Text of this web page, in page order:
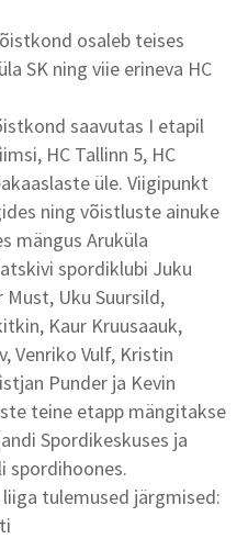
osaleb teises
SK ning viie erineva HC
saavutas I etapil
HC Tallinn 5, HC
üle. Viigipunkt
ning võistluste ainuke
mängus Aruküla
spordiklubi Juku
Uku Suursild,
Kaur Kruusaauk,
Venriko Vulf, Kristin
Punder ja Kevin
teine etapp mängitakse
Spordikeskuses ja
spordihoones.
tulemused järgmised: